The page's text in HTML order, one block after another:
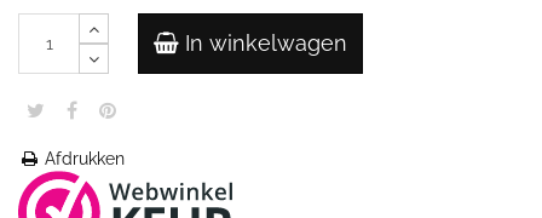
In winkelwagen
Afdrukken